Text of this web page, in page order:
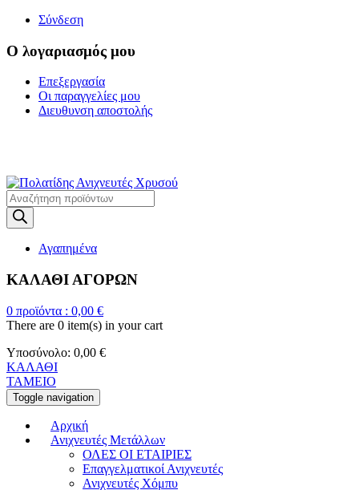
Σύνδεση
Ο λογαριασμός μου
Επεξεργασία
Οι παραγγελίες μου
Διευθυνση αποστολής
Products
search
Αγαπημένα
ΚΑΛΑΘΙ ΑΓΟΡΩΝ
0 προϊόντα : 0,00 €
There are 0 item(s) in your cart
Υποσύνολο: 0,00 €
ΚΑΛΑΘΙ
ΤΑΜΕΙΟ
Toggle navigation
Αρχική
Ανιχνευτές Μετάλλων
ΟΛΕΣ ΟΙ ΕΤΑΙΡΙΕΣ
Επαγγελματικοί Ανιχνευτές
Ανιχνευτές Χόμπυ